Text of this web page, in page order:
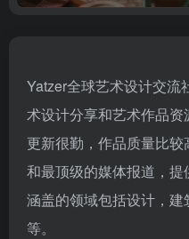
Yatzer全球艺术设计交流
术设计分享和艺术作品资
更新很勤，作品质量比
和最顶级的媒体报道，
涵盖的领域包括设计，
等。